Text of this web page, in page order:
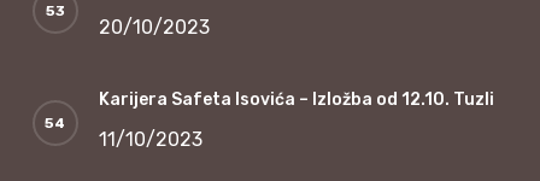
20/10/2023
Karijera Safeta Isovića – Izložba od 12.10. Tuzli
11/10/2023